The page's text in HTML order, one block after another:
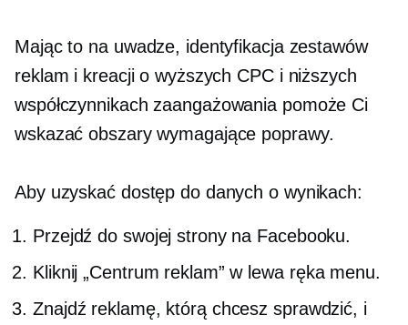
Mając to na uwadze, identyfikacja zestawów
reklam i kreacji o wyższych CPC i niższych
współczynnikach zaangażowania pomoże Ci
wskazać obszary wymagające poprawy.
Aby uzyskać dostęp do danych o wynikach:
Przejdź do swojej strony na Facebooku.
Kliknij „Centrum reklam” w lewa rękamenu.
Znajdź reklamę, którą chcesz sprawdzić, i